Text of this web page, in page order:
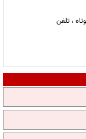
، تلفن